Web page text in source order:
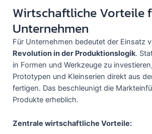
Wirtschaftliche Vorteile
Unternehmen
Für Unternehmen bedeutet der Einsatz
Revolution in der Produktionslogik.
in Formen und Werkzeuge zu
Prototypen und Kleinserien direkt aus
fertigen. Das beschleunigt die
Produkte erheblich.
Zentrale wirtschaftliche Vorteile: